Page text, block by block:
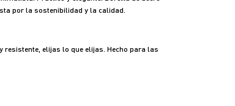
por la sostenibilidad y la calidad.
resistente, elijas lo que elijas. Hecho para las